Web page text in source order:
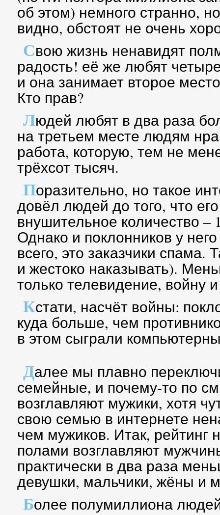
об этом) немного странно,
видно, обстоят не очень
Свою жизнь ненавидят
радость! её же любят
и она занимает второе
Кто прав?
Людей любят в два раза
на третьем месте людям
работа, которую, тем не
трёхсот тысяч.
Поразительно, но такое
довёл людей до того, что
внушительное количество –
Однако и поклонников у
всего, это заказчики
и жестоко наказывать).
только телевидение, войну
Кстати, насчёт войны:
куда больше, чем
в этом сыграли
Далее мы плавно
семейные, и почему-то по
возглавляют мужики, хотя
свою семью в интернете
чем мужиков. Итак, рейтинг
полами возглавляют
практически в два раза
девушки, мальчики, жёны и
Более полумиллиона